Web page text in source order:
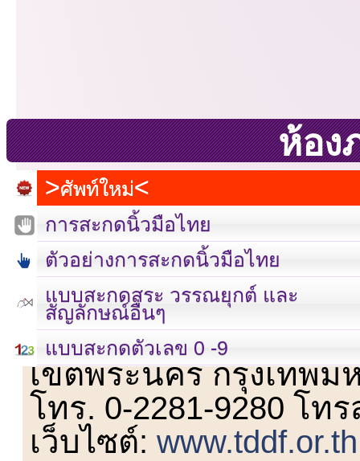
ห้อง
ศัพท์ใหม่
การสะกดนิ้วมือไทย
ตัวอย่างการสะกดนิ้วมือไทย
แบบสะกดสระ วรรณยุกต์ และ
สัญลักษณ์อื่นๆ
แบบสะกดตัวเลข 0 -9
เลขที่ 23 ชั้น 2 ถนนวิ
เขตพระนคร กรุงเทพม
โทร. 0-2281-9280 โท
เว็บไซต์:www.tddf.or.th